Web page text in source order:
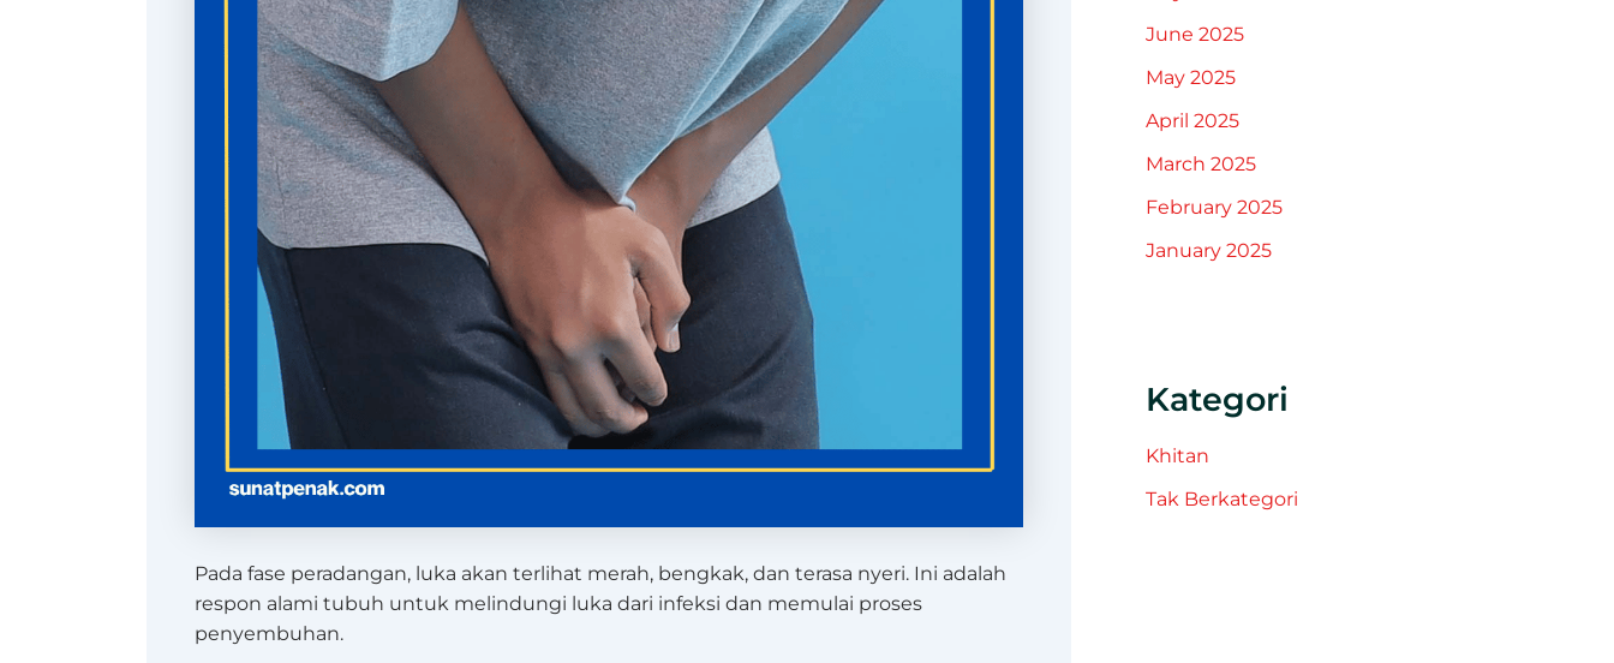
Pada fase peradangan, luka akan terlihat merah, bengkak, dan terasa nyeri. Ini adalah
respon alami tubuh untuk melindungi luka dari infeksi dan memulai proses
penyembuhan.
June 2025
May 2025
April 2025
March 2025
February 2025
January 2025
Kategori
Khitan
Tak Berkategori